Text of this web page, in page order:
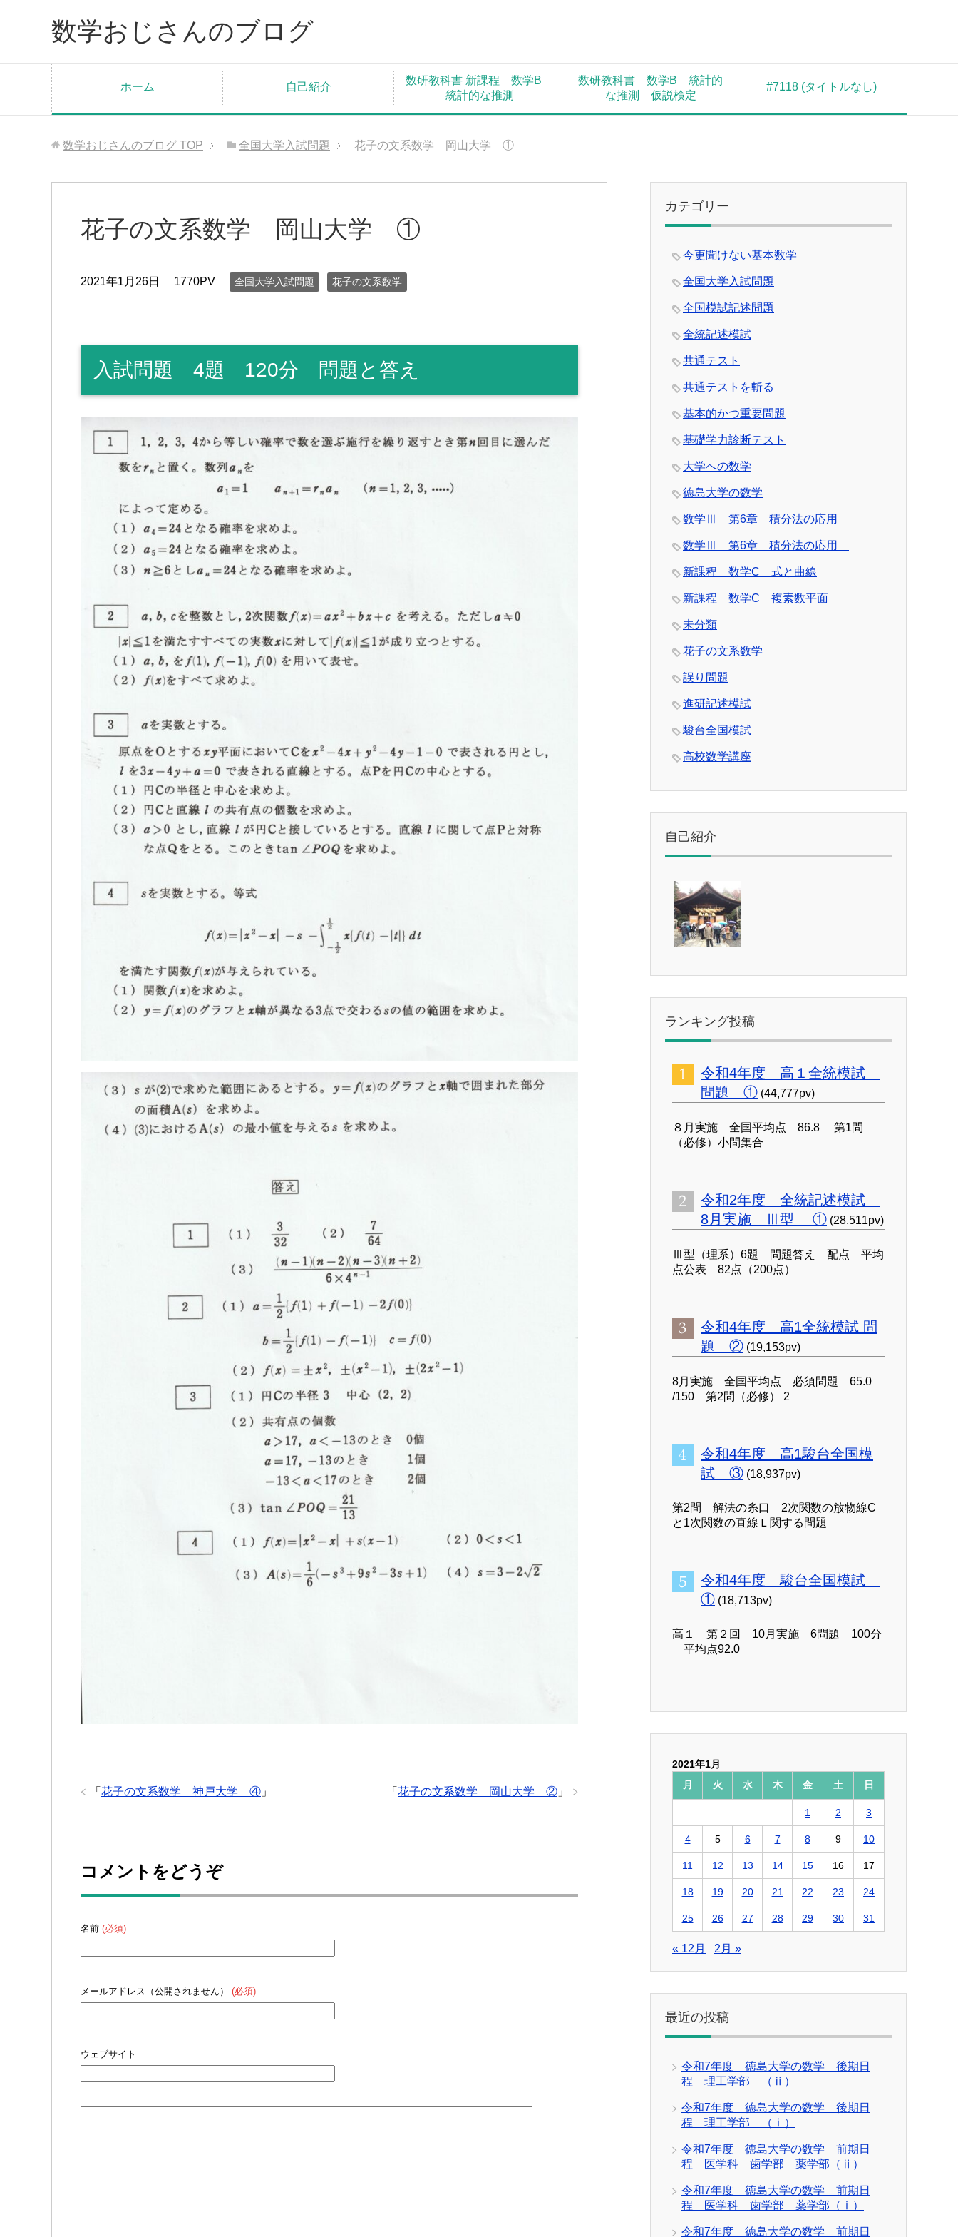
数学おじさんのブログ
ホーム 自己紹介
数研教科書 新課程 数学B
統計的な推測
数研教科書 数学B 統計的
な推測 仮説検定
#7118 (タイトルなし)
数学おじさんのブログ TOP 全国大学入試問題 花子の文系数学 岡山大学 ①
花子の文系数学 岡山大学 ①
2021年1月26日 1770PV 全国大学入試問題 花子の文系数学
入試問題 4題 120分 問題と答え
「 花子の文系数学 岡山大学 ② 」
「 花子の文系数学 神戸大学 ④ 」
コメントをどうぞ
名前 (必須)
メールアドレス（公開されません） (必須)
ウェブサイト
カテゴリー
今更聞けない基本数学
全国大学入試問題
全国模試記述問題
全統記述模試
共通テスト
共通テストを斬る
基本的かつ重要問題
基礎学力診断テスト
大学への数学
徳島大学の数学
数学Ⅲ 第6章 積分法の応用
数学Ⅲ 第6章 積分法の応用
新課程 数学C 式と曲線
新課程 数学C 複素数平面
未分類
花子の文系数学
誤り問題
進研記述模試
駿台全国模試
高校数学講座
自己紹介
ランキング投稿
令和4年度 高１全統模試
問題 ① (44,777pv)
８月実施 全国平均点 86.8 第1問
（必修）小問集合
令和2年度 全統記述模試
8月実施 Ⅲ型 ① (28,511pv)
Ⅲ型（理系）6題 問題答え 配点 平均
点公表 82点（200点）
令和4年度 高1全統模試 問
題 ② (19,153pv)
8月実施 全国平均点 必須問題 65.0
/150 第2問（必修） 2
令和4年度 高1駿台全国模
試 ③ (18,937pv)
第2問 解法の糸口 2次関数の放物線C
と1次関数の直線Ｌ関する問題
令和4年度 駿台全国模試
① (18,713pv)
高１ 第２回 10月実施 6問題 100分
平均点92.0
2021年1月
月
火 水 木 金 土 日
1 2 3
4 5 6 7 8 9 10
11 12 13 14 15 16 17
18 19 20 21 22 23 24
25 26 27 28 29 30 31
« 12月 2月 »
最近の投稿
令和7年度 徳島大学の数学 後期日
程 理工学部 （ⅱ）
令和7年度 徳島大学の数学 後期日
程 理工学部 （ⅰ）
令和7年度 徳島大学の数学 前期日
程 医学科 歯学部 薬学部（ⅱ）
令和7年度 徳島大学の数学 前期日
程 医学科 歯学部 薬学部（ⅰ）
令和7年度 徳島大学の数学 前期日